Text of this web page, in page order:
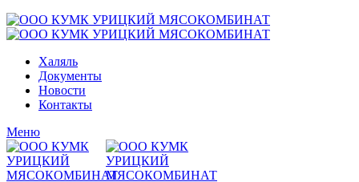
Халяль
Документы
Новости
Контакты
Меню